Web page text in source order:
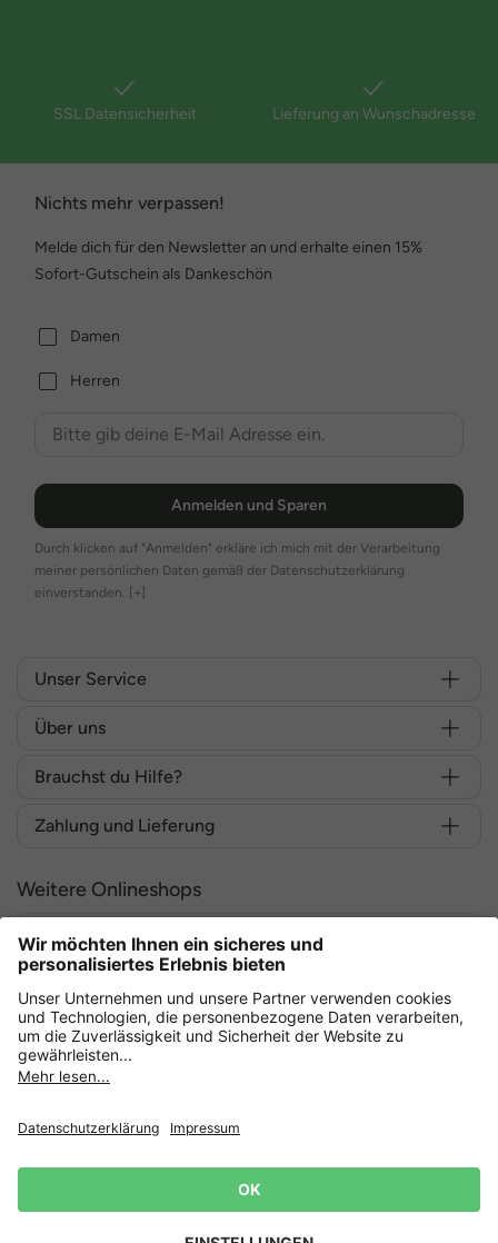
SSL Datensicherheit Lieferung an Wunschadresse
Nichts mehr verpassen!
Melde dich für den Newsletter an und erhalte einen 15%
Sofort-Gutschein als Dankeschön
Damen
Herren
Anmelden und Sparen
Durch klicken auf "Anmelden" erkläre ich mich mit der Verarbeitung
meiner persönlichen Daten gemäß der Datenschutzerklärung
einverstanden. [+]
Unser Service
Über uns
Brauchst du Hilfe?
Zahlung und Lieferung
Weitere Onlineshops
Deutschland
Sicher einkaufen mit
AGB
Lieferbedingungen
Impressum Cookie Einstellungen